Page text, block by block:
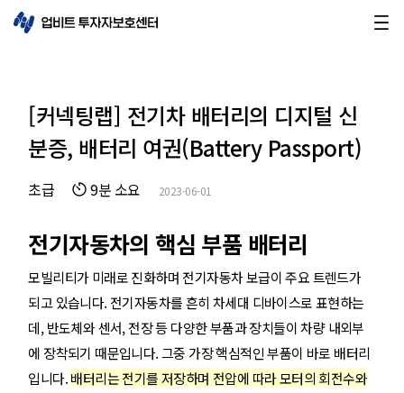
[커넥팅랩] 전기차 배터리의 디지털 신
분증, 배터리 여권(Battery Passport)
초급 9분 소요 2023-06-01
전기자동차의 핵심 부품 배터리
모빌리티가 미래로 진화하며 전기자동차 보급이 주요 트렌드가
되고 있습니다. 전기자동차를 흔히 차세대 디바이스로 표현하는
데, 반도체와 센서, 전장 등 다양한 부품과 장치들이 차량 내외부
에 장착되기 때문입니다. 그중 가장 핵심적인 부품이 바로 배터리
입니다.배터리는 전기를 저장하며 전압에 따라 모터의 회전수와